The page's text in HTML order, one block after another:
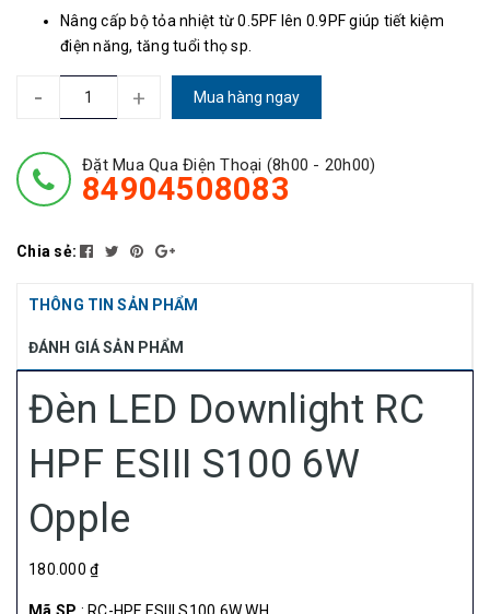
Nâng cấp bộ tỏa nhiệt từ 0.5PF lên 0.9PF giúp tiết kiệm
điện năng, tăng tuổi thọ sp.
- + Mua hàng ngay
Đặt Mua Qua Điện Thoại (8h00 - 20h00)
84904508083
Chia sẻ:
THÔNG TIN SẢN PHẨM
ĐÁNH GIÁ SẢN PHẨM
Đèn LED Downlight RC
HPF ESIII S100 6W
Opple
180.000 ₫